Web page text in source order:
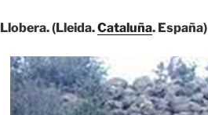
Llobera. (Lleida.Cataluña. España)